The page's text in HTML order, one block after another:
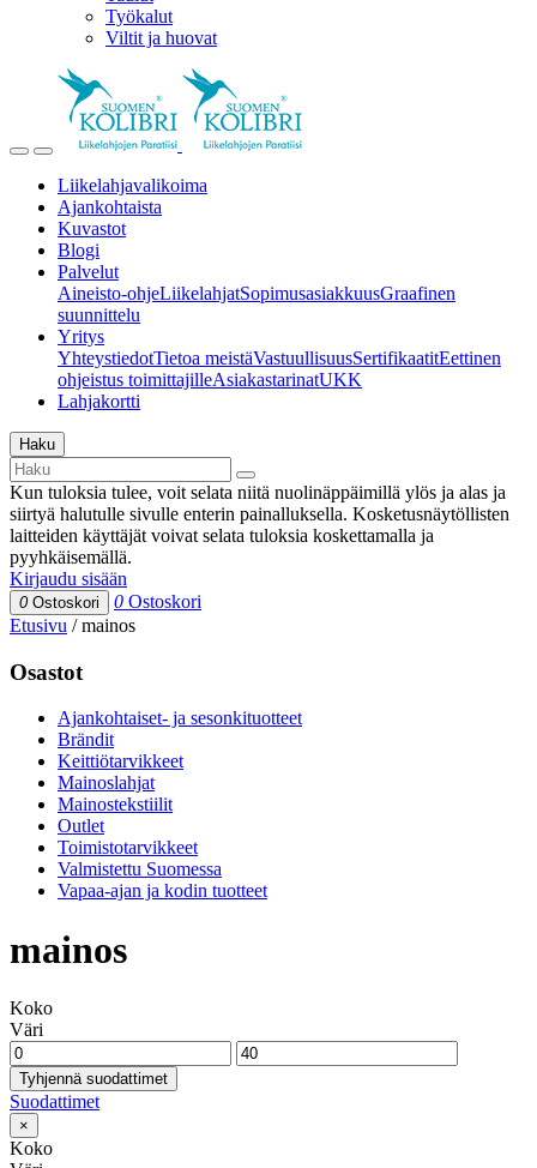
Työkalut
Viltit ja huovat
Liikelahjavalikoima
Ajankohtaista
Kuvastot
Blogi
Palvelut
Aineisto-ohjeLiikelahjatSopimusasiakkuusGraafinen
suunnittelu
Yritys
YhteystiedotTietoa meistäVastuullisuusSertifikaatitEettinen
ohjeistus toimittajilleAsiakastarinatUKK
Lahjakortti
Haku
Kun tuloksia tulee, voit selata niitä nuolinäppäimillä ylös ja alas ja
siirtyä halutulle sivulle enterin painalluksella. Kosketusnäytöllisten
laitteiden käyttäjät voivat selata tuloksia koskettamalla ja
pyyhkäisemällä.
Kirjaudu sisään
0 Ostoskori 0 Ostoskori
Etusivu /mainos
Osastot
Ajankohtaiset- ja sesonkituotteet
Brändit
Keittiötarvikkeet
Mainoslahjat
Mainostekstiilit
Outlet
Toimistotarvikkeet
Valmistettu Suomessa
Vapaa-ajan ja kodin tuotteet
mainos
Koko
Väri
Tyhjennä suodattimet
Suodattimet
×
Koko